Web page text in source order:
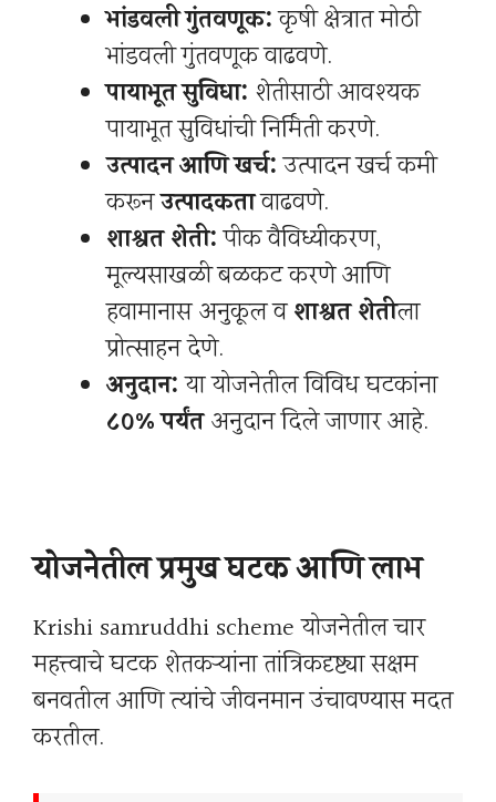
भांडवली गुंतवणूक:कृषी क्षेत्रात मोठी
भांडवली गुंतवणूक वाढवणे.
पायाभूत सुविधा: शेतीसाठी आवश्यक
पायाभूत सुविधांची निर्मिती करणे.
उत्पादन आणि खर्च:उत्पादन खर्च कमी
करूनउत्पादकतावाढवणे.
शाश्वत शेती:पीक वैविध्यीकरण,
मूल्यसाखळी बळकट करणे आणि
हवामानास अनुकूल वशाश्वत शेतीला
प्रोत्साहन देणे.
अनुदान:या योजनेतील विविध घटकांना
८०% पर्यंतअनुदान दिले जाणार आहे.
योजनेतील प्रमुख घटक आणि लाभ
Krishi samruddhi scheme योजनेतील चार
महत्त्वाचे घटक शेतकऱ्यांना तांत्रिकदृष्ट्या सक्षम
बनवतील आणि त्यांचे जीवनमान उंचावण्यास मदत
करतील.